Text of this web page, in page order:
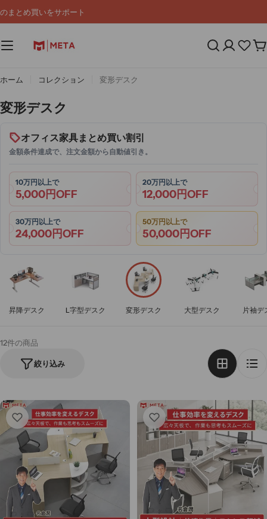
ン
ン
ツ
ス
ッ
プ
まとめ買いをサポート
カ
ホーム コレクション 変形デスク
コ
ク
シ
ョ
変形デスク
オフィス家具まとめ買い割引
金額条件達成で、注文金額から自動値引き。
10万円以上で
5,000円OFF
20万円以上で
12,000円OFF
30万円以上で
24,000円OFF
50万円以上で
50,000円OFF
昇降デスク L字型デスク 変形デスク 大型デスク 片袖デ
12件の商品
絞り込み